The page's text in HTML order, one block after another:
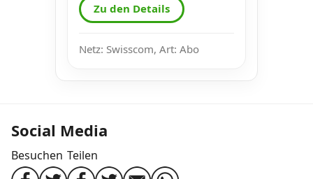
Zu den Details
Netz: Swisscom, Art: Abo
Social Media
Besuchen Teilen